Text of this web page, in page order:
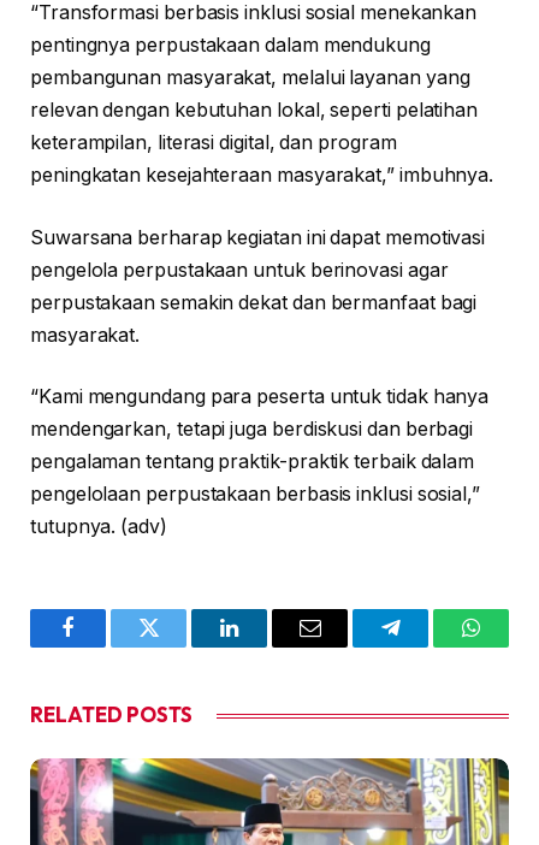
“Transformasi berbasis inklusi sosial menekankan
pentingnya perpustakaan dalam mendukung
pembangunan masyarakat, melalui layanan yang
relevan dengan kebutuhan lokal, seperti pelatihan
keterampilan, literasi digital, dan program
peningkatan kesejahteraan masyarakat,” imbuhnya.
Suwarsana berharap kegiatan ini dapat memotivasi
pengelola perpustakaan untuk berinovasi agar
perpustakaan semakin dekat dan bermanfaat bagi
masyarakat.
“Kami mengundang para peserta untuk tidak hanya
mendengarkan, tetapi juga berdiskusi dan berbagi
pengalaman tentang praktik-praktik terbaik dalam
pengelolaan perpustakaan berbasis inklusi sosial,”
tutupnya. (adv)
FacebookTwitter LinkedInEmail Telegram
RELATED POSTS